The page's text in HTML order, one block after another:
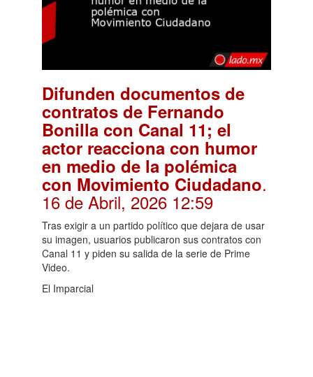
Difunden documentos de
contratos de Fernando
Bonilla con Canal 11; el
actor reacciona con humor
en medio de la polémica
con Movimiento Ciudadano.
16 de Abril, 2026 12:59
Tras exigir a un partido político que dejara de usar
su imagen, usuarios publicaron sus contratos con
Canal 11 y piden su salida de la serie de Prime
Video.
El Imparcial